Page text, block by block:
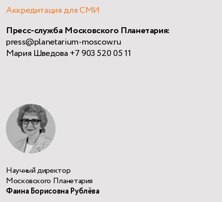
Аккредитация для СМИ
Пресс-служба Московского Планетария:
press@planetarium-moscow.ru
Мария Шведова +7 903 520 05 11
Научный директор
Московского Планетария
Фаина Борисовна Рублёва